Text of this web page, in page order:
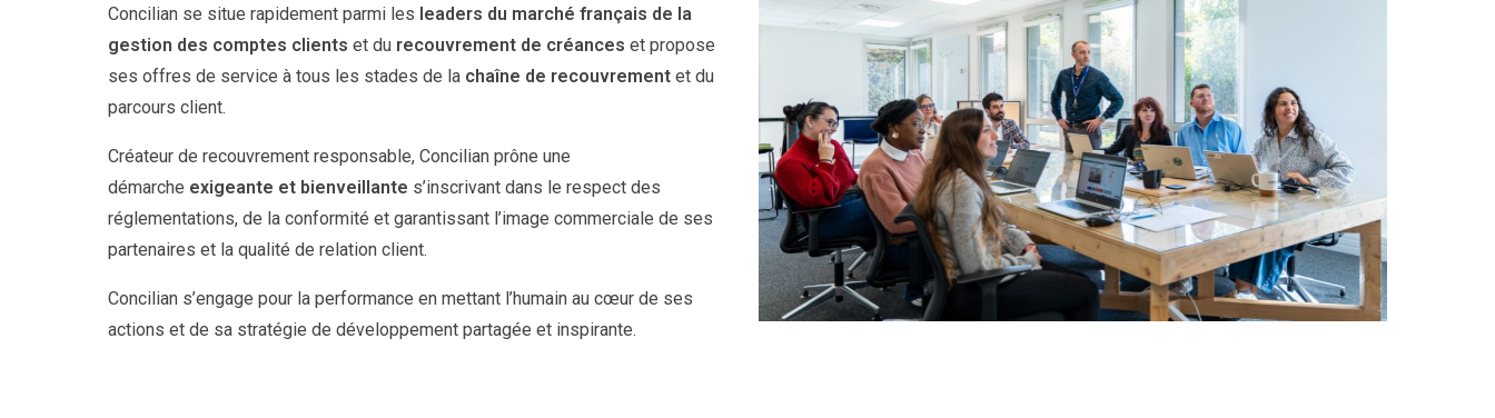
Concilian se situe rapidement parmi les leaders du marché français de la
gestion des comptes clients et du recouvrement de créances et propose
ses offres de service à tous les stades de la chaîne de recouvrement et du
parcours client.
Créateur de recouvrement responsable, Concilian prône une
démarche exigeante et bienveillante s’inscrivant dans le respect des
réglementations, de la conformité et garantissant l’image commerciale de ses
partenaires et la qualité de relation client.
Concilian s’engage pour la performance en mettant l’humain au cœur de ses
actions et de sa stratégie de développement partagée et inspirante.